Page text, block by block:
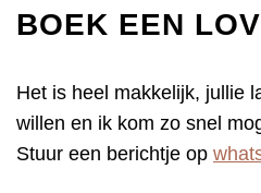
BOEK EEN
Het is heel makkelijk, jullie
willen en ik kom zo snel
Stuur een berichtje op